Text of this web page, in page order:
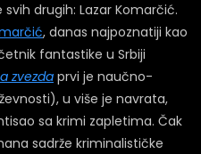
svih drugih: Lazar Komarčić.
, danas najpoznatiji kao
fantastike u Srbiji
zvezdaprvi je naučno-
u više je navrata,
sa krimi zapletima. Čak
sadrže kriminalističke